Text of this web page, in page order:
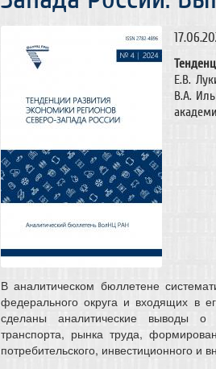
Е.В.
В.А.
В аналитическом бюллетене
федерального округа и входящих в
сделаны аналитические выводы о
транспорта, рынка труда,
потребительского, инвестиционного и